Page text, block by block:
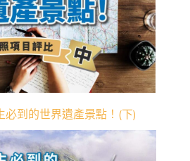
必到的世界遺產景點！(下)